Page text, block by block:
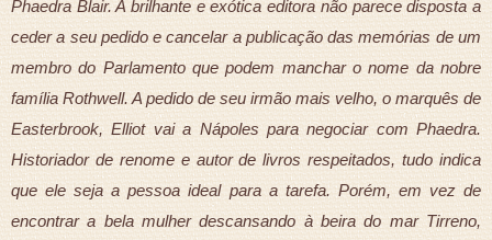
Phaedra Blair. A brilhante e exótica editora não parece disposta a
ceder a seu pedido e cancelar a publicação das memórias de um
membro do Parlamento que podem manchar o nome da nobre
família Rothwell. A pedido de seu irmão mais velho, o marquês de
Easterbrook, Elliot vai a Nápoles para negociar com Phaedra.
Historiador de renome e autor de livros respeitados, tudo indica
que ele seja a pessoa ideal para a tarefa. Porém, em vez de
encontrar a bela mulher descansando à beira do mar Tirreno,